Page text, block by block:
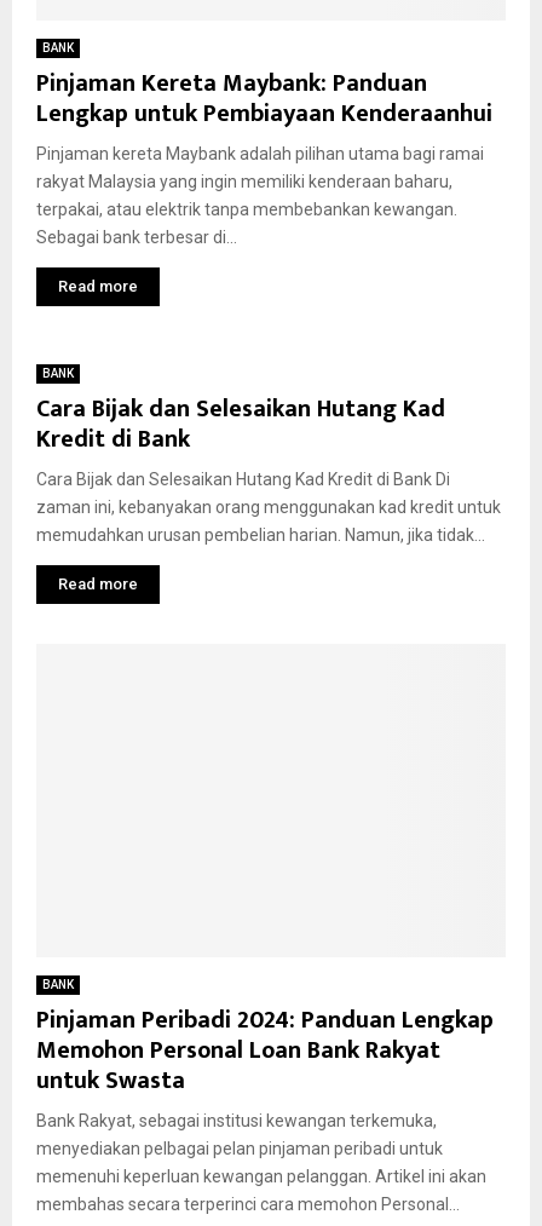
BANK
Pinjaman Kereta Maybank: Panduan
Lengkap untuk Pembiayaan Kenderaanhui
Pinjaman kereta Maybank adalah pilihan utama bagi ramai
rakyat Malaysia yang ingin memiliki kenderaan baharu,
terpakai, atau elektrik tanpa membebankan kewangan.
Sebagai bank terbesar di...
Read more
BANK
Cara Bijak dan Selesaikan Hutang Kad
Kredit di Bank
Cara Bijak dan Selesaikan Hutang Kad Kredit di Bank Di
zaman ini, kebanyakan orang menggunakan kad kredit untuk
memudahkan urusan pembelian harian. Namun, jika tidak...
Read more
BANK
Pinjaman Peribadi 2024: Panduan Lengkap
Memohon Personal Loan Bank Rakyat
untuk Swasta
Bank Rakyat, sebagai institusi kewangan terkemuka,
menyediakan pelbagai pelan pinjaman peribadi untuk
memenuhi keperluan kewangan pelanggan. Artikel ini akan
membahas secara terperinci cara memohon Personal...